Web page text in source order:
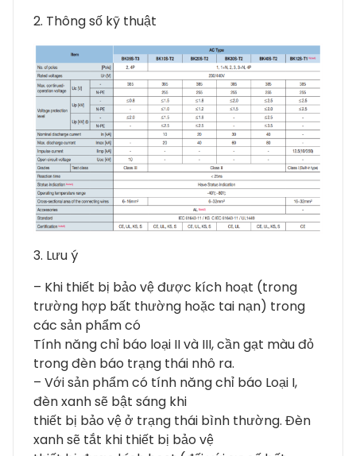
2. Thông số kỹ thuật
3. Lưu ý
– Khi thiết bị bảo vệ được kích hoạt (trong
trường hợp bất thường hoặc tai nạn) trong
các sản phẩm có
Tính năng chỉ báo loại II và III, cần gạt màu đỏ
trong đèn báo trạng thái nhô ra.
– Với sản phẩm có tính năng chỉ báo Loại I,
đèn xanh sẽ bật sáng khi
thiết bị bảo vệ ở trạng thái bình thường. Đèn
xanh sẽ tắt khi thiết bị bảo vệ